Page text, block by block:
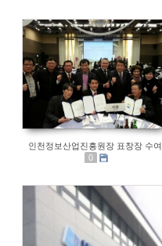
인천정보산업진흥원장 표창장 수여
0